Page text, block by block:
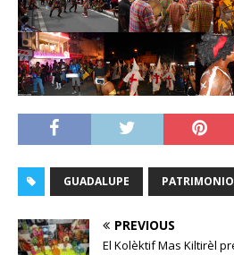
GUADALUPE
PREVIOUS
El Kolèktif Mas Kiltirèl